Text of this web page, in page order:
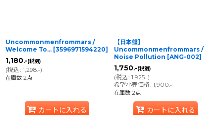
Uncommonmenfrommars /
Welcome To... [3596971594220]
1,180.-(税別)
(税込: 1,298.-)
在庫数 2点
カートに入れる
【日本盤】
Uncommonmenfrommars /
Noise Pollution [ANG-002]
1,750.-(税別)
(税込: 1,925.-)
希望小売価格: 1,900.-
在庫数 2点
カートに入れる